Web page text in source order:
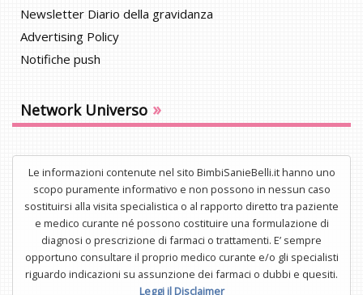
Newsletter Diario della gravidanza
Advertising Policy
Notifiche push
Network Universo »
Le informazioni contenute nel sito BimbiSanieBelli.it hanno uno
scopo puramente informativo e non possono in nessun caso
sostituirsi alla visita specialistica o al rapporto diretto tra paziente
e medico curante né possono costituire una formulazione di
diagnosi o prescrizione di farmaci o trattamenti. E’ sempre
opportuno consultare il proprio medico curante e/o gli specialisti
riguardo indicazioni su assunzione dei farmaci o dubbi e quesiti.
Leggi il Disclaimer